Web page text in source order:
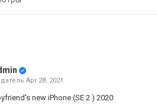
Apr 28, 2021
new iPhone (SE 2 ) 2020